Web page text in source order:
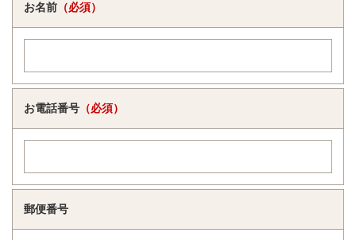
お名前 （必須）
お電話番号 （必須）
郵便番号